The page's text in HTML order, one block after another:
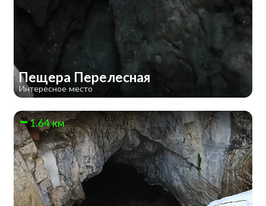
Пещера Перелесная
Интересное место
1.64 км